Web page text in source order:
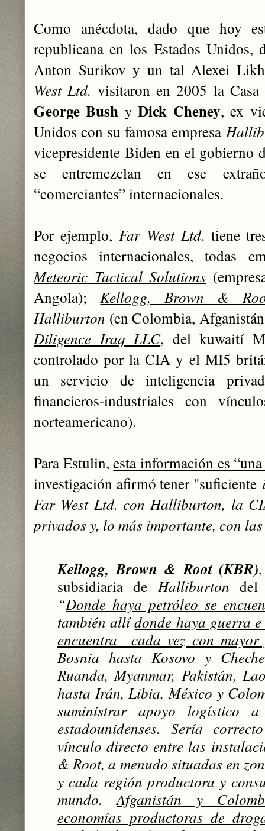
Como anécdota, dado que hoy
republicana en los Estados
Anton Surikov y un tal Alexei
West Ltd. visitaron en 2005 la Casa
George Bush yDick Cheney, ex
Unidos con su famosa empresa
vicepresidente Biden en el gobierno
se entremezclan en ese
“comerciantes” internacionales.
Por ejemplo, Far West Ltd. tiene
negocios internacionales, todas
Meteoric Tactical Solutions
Angola);Kellogg, Brown &
Halliburton (en Colombia,
Diligence Iraq LLC, del kuwaití
controlado por la CIA y el MI5
un servicio de inteligencia
financieros-industriales con
norteamericano).
Para Estulin,esta información es
investigación afirmó tener "suficiente
Far West Ltd. con Halliburton, la
privados y, lo más importante, con
Kellogg, Brown & Root (KBR)
subsidiaria de Halliburton del
“Donde haya petróleo se
también allídonde haya guerra
encuentra cada vez con mayor
Bosnia hasta Kosovo y
Ruanda, Myanmar, Pakistán,
hasta Irán, Libia, México y
suministrar apoyo logístico
estadounidenses. Sería
vínculo directo entre las
& Root, a menudo situadas en
y cada región productora y
mundo.Afganistán y
economías productoras de